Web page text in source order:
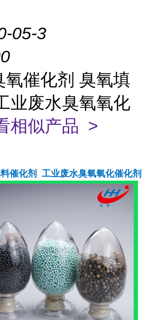
05-3
氧催化剂 臭氧填
业废水臭氧氧化
相似产品 >
催化剂 工业废水臭氧氧化催化剂